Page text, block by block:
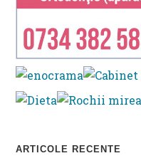
ARTICOLE RECENTE